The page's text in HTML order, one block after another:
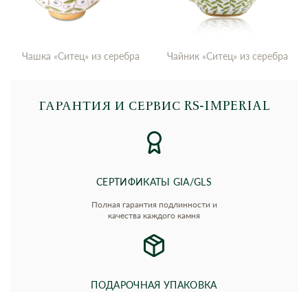
Чашка «Ситец» из серебра Чайник «Ситец» из серебра
ГАРАНТИЯ И СЕРВИС RS‑IMPERIAL
СЕРТИФИКАТЫ GIA/GLS
Полная гарантия подлинности и
качества каждого камня
ПОДАРОЧНАЯ УПАКОВКА